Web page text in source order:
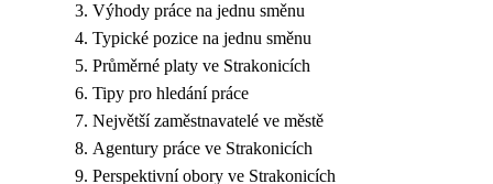
Výhody práce na jednu směnu
Typické pozice na jednu směnu
Průměrné platy ve Strakonicích
Tipy pro hledání práce
Největší zaměstnavatelé ve městě
Agentury práce ve Strakonicích
Perspektivní obory ve Strakonicích